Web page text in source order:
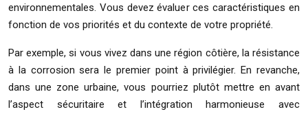
environnementales. Vous devez évaluer ces caractéristiques en
fonction de vos priorités et du contexte de votre propriété.
Par exemple, si vous vivez dans une région côtière, la résistance
à la corrosion sera le premier point à privilégier. En revanche,
dans une zone urbaine, vous pourriez plutôt mettre en avant
l’aspect sécuritaire et l’intégration harmonieuse avec